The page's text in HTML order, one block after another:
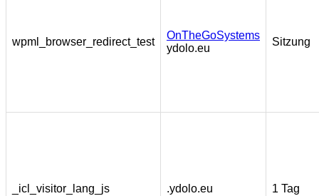
wpml_browser_redirect_test
OnTheGoSystems
ydolo.eu
Sitzung
_icl_visitor_lang_js .ydolo.eu 1 Tag